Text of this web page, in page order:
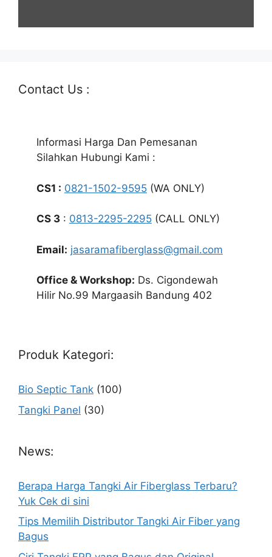
Contact Us :
Informasi Harga Dan Pemesanan
Silahkan Hubungi Kami :
CS1 : 0821-1502-9595 (WA ONLY)
CS 3 : 0813-2295-2295 (CALL ONLY)
Email: jasaramafiberglass@gmail.com
Office & Workshop: Ds. Cigondewah
Hilir No.99 Margaasih Bandung 402
Produk Kategori:
Bio Septic Tank (100)
Tangki Panel (30)
News:
Berapa Harga Tangki Air Fiberglass Terbaru?
Yuk Cek di sini
Tips Memilih Distributor Tangki Air Fiber yang
Bagus